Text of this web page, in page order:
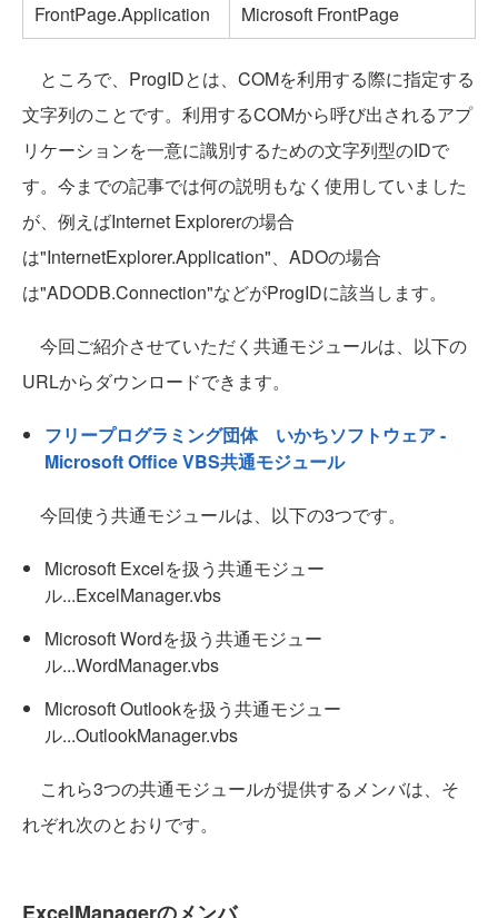
FrontPage.Application
Microsoft FrontPage
ところで、ProgIDとは、COMを利用する際に指定する
文字列のことです。利用するCOMから呼び出されるアプ
リケーションを一意に識別するための文字列型のIDで
す。今までの記事では何の説明もなく使用していました
が、例えばInternet Explorerの場合
は"InternetExplorer.Application"、ADOの場合
は"ADODB.Connection"などがProgIDに該当します。
今回ご紹介させていただく共通モジュールは、以下の
URLからダウンロードできます。
フリープログラミング団体 いかちソフトウェア -
Microsoft Office VBS共通モジュール
今回使う共通モジュールは、以下の3つです。
Microsoft Excelを扱う共通モジュー
ル...ExcelManager.vbs
Microsoft Wordを扱う共通モジュー
ル...WordManager.vbs
Microsoft Outlookを扱う共通モジュー
ル...OutlookManager.vbs
これら3つの共通モジュールが提供するメンバは、そ
れぞれ次のとおりです。